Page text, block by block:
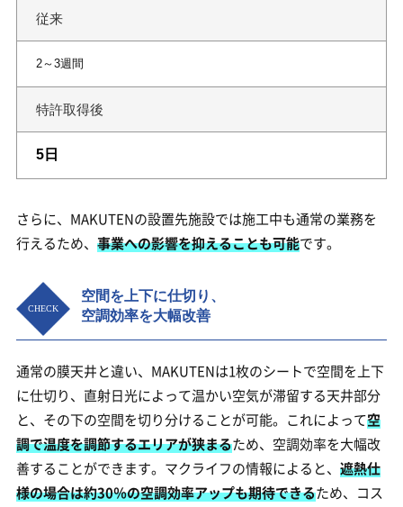
従来
2～3週間
特許取得後
5日
さらに、MAKUTENの設置先施設では施工中も通常の業務を
行えるため、 事業への影響を抑えることも可能です。
空間を上下に仕切り、
空調効率を大幅改善
通常の膜天井と違い、MAKUTENは1枚のシートで空間を上下
に仕切り、直射日光によって温かい空気が滞留する天井部分
と、その下の空間を切り分けることが可能。これによって空
調で温度を調節するエリアが狭まるため、空調効率を大幅改
善することができます。マクライフの情報によると、 遮熱仕
様の場合は約30％の空調効率アップも期待できるため、コス